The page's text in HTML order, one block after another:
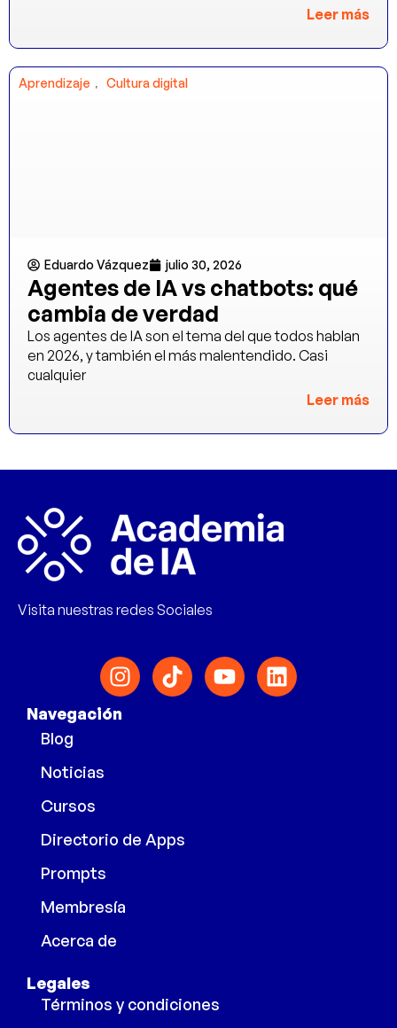
Leer más
Aprendizaje , Cultura digital
Eduardo Vázquez julio 30, 2026
Agentes de IA vs chatbots: qué
cambia de verdad
Los agentes de IA son el tema del que todos hablan
en 2026, y también el más malentendido. Casi
cualquier
Leer más
Visita nuestras redes Sociales
Navegación
Blog
Noticias
Cursos
Directorio de Apps
Prompts
Membresía
Acerca de
Legales
Términos y condiciones